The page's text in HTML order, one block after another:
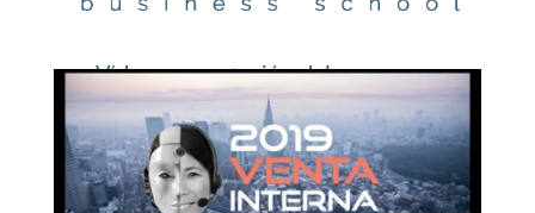
Vídeo presentación del congreso.